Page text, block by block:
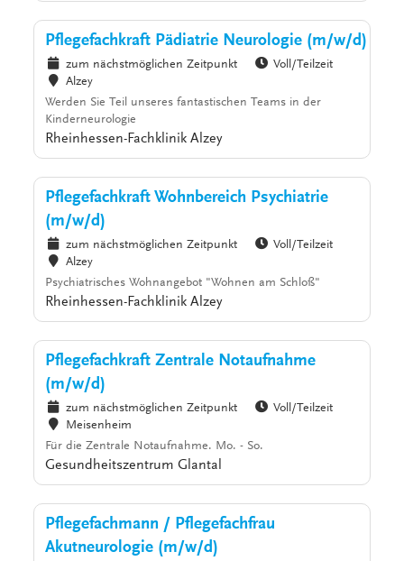
Pflegefachkraft Pädiatrie Neurologie (m/w/d)
zum nächstmöglichen Zeitpunkt
Voll/Teilzeit
Alzey
Werden Sie Teil unseres fantastischen Teams in der
Kinderneurologie
Rheinhessen-Fachklinik Alzey
Pflegefachkraft Wohnbereich Psychiatrie
(m/w/d)
zum nächstmöglichen Zeitpunkt
Voll/Teilzeit
Alzey
Psychiatrisches Wohnangebot "Wohnen am Schloß"
Rheinhessen-Fachklinik Alzey
Pflegefachkraft Zentrale Notaufnahme
(m/w/d)
zum nächstmöglichen Zeitpunkt
Voll/Teilzeit
Meisenheim
Für die Zentrale Notaufnahme. Mo. - So.
Gesundheitszentrum Glantal
Pflegefachmann / Pflegefachfrau
Akutneurologie (m/w/d)